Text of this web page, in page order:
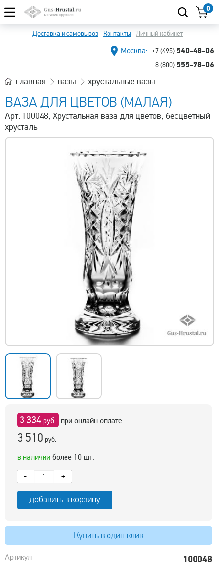
0
Доставка и самовывоз Контакты Личный кабинет
Москва: +7 (495) 540-48-06
8 (800) 555-78-06
главная вазы хрустальные вазы
ВАЗА ДЛЯ ЦВЕТОВ (МАЛАЯ)
Арт. 100048, Хрустальная ваза для цветов, бесцветный
хрусталь
3 334 руб. при онлайн оплате
3 510 руб.
в наличии более 10 шт.
-
+
добавить в корзину
Купить в один клик
Артикул 100048